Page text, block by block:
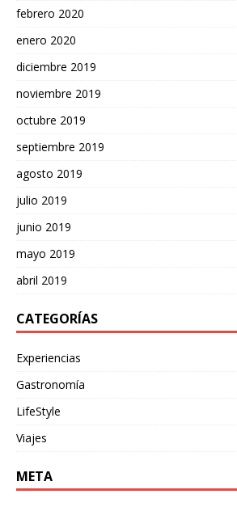
febrero 2020
enero 2020
diciembre 2019
noviembre 2019
octubre 2019
septiembre 2019
agosto 2019
julio 2019
junio 2019
mayo 2019
abril 2019
CATEGORÍAS
Experiencias
Gastronomía
LifeStyle
Viajes
META